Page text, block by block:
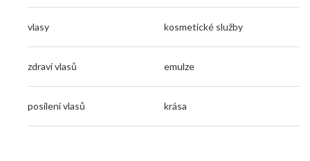
vlasy kosmetické služby
zdraví vlasů emulze
posílení vlasů krása